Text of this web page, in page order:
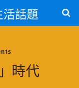
活話題
時代